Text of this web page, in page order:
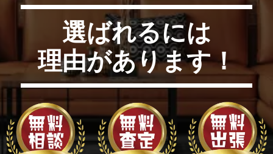
選ばれるには
理由があります！